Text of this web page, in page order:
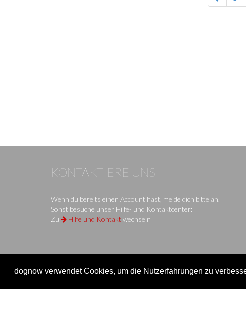
dognow verwendet Cookies, um die Nutzerfahrungen zu
KONTAKTIERE UNS
Wenn du bereits einen Account hast, melde dich bitte an.
Sonst besuche unser Hilfe- und Kontaktcenter:
Zu
Hilfe und Kontakt wechseln